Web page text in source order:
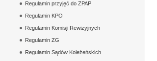
Regulamin przyjęć do ZPAP
Regulamin KPO
Regulamin Komisji Rewizyjnych
Regulamin ZG
Regulamin Sądów Koleżeńskich